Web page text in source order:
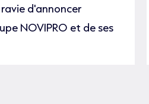
d'annoncer
NOVIPRO et de ses